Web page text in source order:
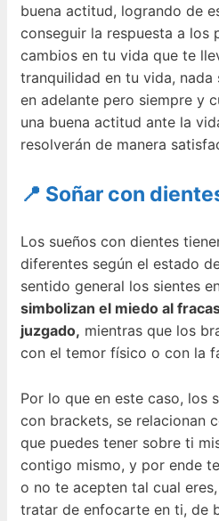
buena actitud, logrando de
conseguir la respuesta a los
cambios en tu vida que te
tranquilidad en tu vida, nada
en adelante pero siempre y
una buena actitud ante la
resolverán de manera
📍 Soñar con
Los sueños con dientes
diferentes según el estado
sentido general los sientes
simbolizan el miedo al
juzgado, mientras que los
con el temor físico o con la
Por lo que en este caso, los
con brackets, se relacionan
que puedes tener sobre ti
contigo mismo, y por ende
o no te acepten tal cual
tratar de enfocarte en ti, de